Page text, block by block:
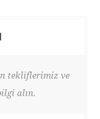
tekliflerimiz ve
alın.